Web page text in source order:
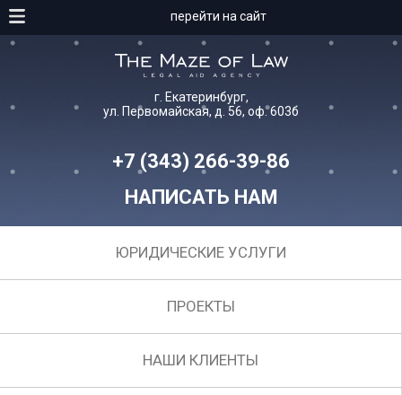
перейти на сайт
г. Екатеринбург,
ул. Первомайская, д. 56, оф. 603б
+7 (343) 266-39-86
НАПИСАТЬ НАМ
ЮРИДИЧЕСКИЕ УСЛУГИ
ПРОЕКТЫ
НАШИ КЛИЕНТЫ